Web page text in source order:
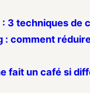
3 techniques de
: comment
fait un café si